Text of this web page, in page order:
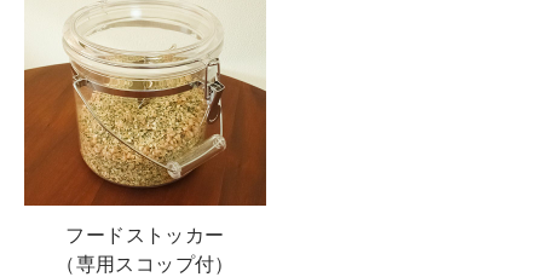
フードストッカー
（専用スコップ付）